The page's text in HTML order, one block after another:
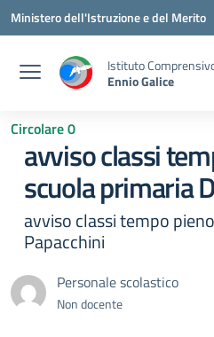
Vai ai contenuti
Vai al menu di navigazione
Vai al footer
Ministero dell'Istruzione e del Merito
Istituto
Ennio Galice
Circolare 0
avviso classi
scuola primaria
avviso classi tempo
Papacchini
Personale scolastico
Non docente